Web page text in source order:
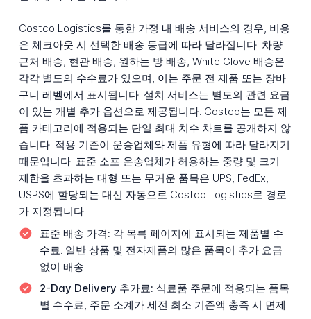
Costco Logistics를 통한 가정 내 배송 서비스의 경우, 비용
은 체크아웃 시 선택한 배송 등급에 따라 달라집니다. 차량
근처 배송, 현관 배송, 원하는 방 배송, White Glove 배송은
각각 별도의 수수료가 있으며, 이는 주문 전 제품 또는 장바
구니 레벨에서 표시됩니다. 설치 서비스는 별도의 관련 요금
이 있는 개별 추가 옵션으로 제공됩니다. Costco는 모든 제
품 카테고리에 적용되는 단일 최대 치수 차트를 공개하지 않
습니다. 적용 기준이 운송업체와 제품 유형에 따라 달라지기
때문입니다. 표준 소포 운송업체가 허용하는 중량 및 크기
제한을 초과하는 대형 또는 무거운 품목은 UPS, FedEx,
USPS에 할당되는 대신 자동으로 Costco Logistics로 경로
가 지정됩니다.
표준 배송 가격: 각 목록 페이지에 표시되는 제품별 수
수료. 일반 상품 및 전자제품의 많은 품목이 추가 요금
없이 배송.
2-Day Delivery 추가료: 식료품 주문에 적용되는 품목
별 수수료, 주문 소계가 세전 최소 기준액 충족 시 면제